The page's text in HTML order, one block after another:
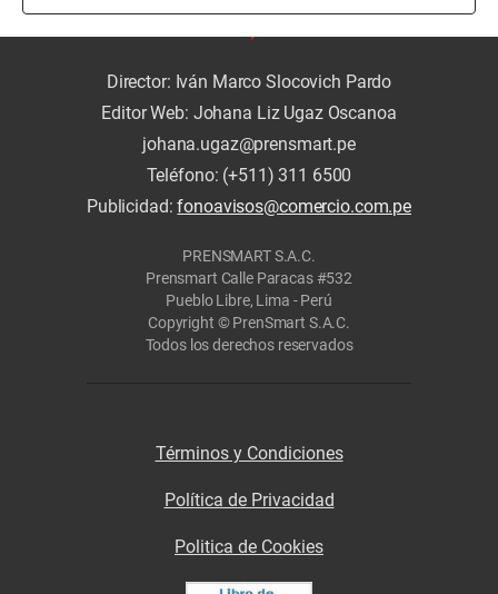
Director: Iván Marco Slocovich Pardo
Editor Web: Johana Liz Ugaz Oscanoa
johana.ugaz@prensmart.pe
Teléfono: (+511) 311 6500
Publicidad:fonoavisos@comercio.com.pe
PRENSMART S.A.C.
Prensmart Calle Paracas #532
Pueblo Libre, Lima - Perú
Copyright © PrenSmart S.A.C.
Todos los derechos reservados
Términos y Condiciones
Política de Privacidad
Politica de Cookies